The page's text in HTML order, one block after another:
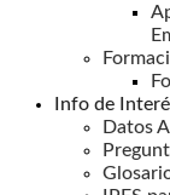
Info de
Datos